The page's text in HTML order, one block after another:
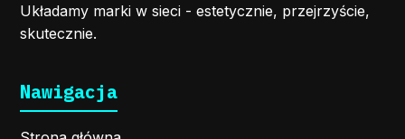
Układamy marki w sieci - estetycznie, przejrzyście,
skutecznie.
Nawigacja